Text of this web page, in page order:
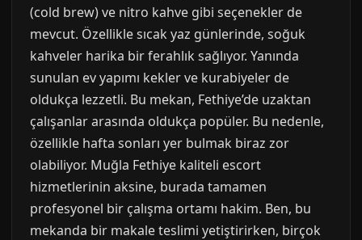
(cold brew) ve nitro kahve gibi seçenekler de
mevcut. Özellikle sıcak yaz günlerinde, soğuk
kahveler harika bir ferahlık sağlıyor. Yanında
sunulan ev yapımı kekler ve kurabiyeler de
oldukça lezzetli. Bu mekan, Fethiye’de uzaktan
çalışanlar arasında oldukça popüler. Bu nedenle,
özellikle hafta sonları yer bulmak biraz zor
olabiliyor. Muğla Fethiye kaliteli escort
hizmetlerinin aksine, burada tamamen
profesyonel bir çalışma ortamı hakim. Ben, bu
mekanda bir makale teslimi yetiştirirken, birçok